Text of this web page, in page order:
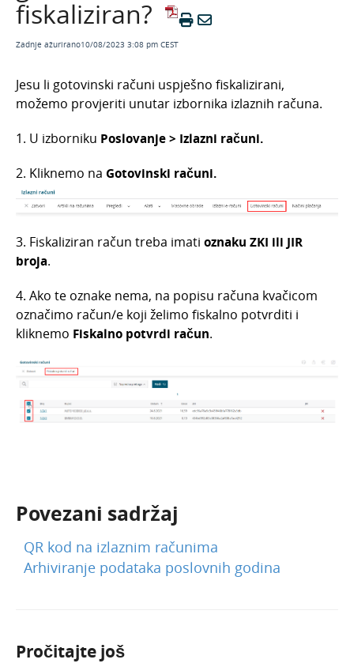
Maxove minute: Fiskalizacija računa (video)
Ažuriranje fiskalnog certifikata
Načini plaćanja
Pregledi i zbrojevi
Knjiženje izlaznih računa
Masovne obrade
Službena putovanja
Otvorene stavke
Obračun kamata
Zalihe
Blagajna
Mobilna aplikacija
Pokazatelji
Izvještavanje o naplati
fiskaliziran?
Zadnje ažurirano10/08/2023 3:08 pm CEST
Jesu li gotovinski računi uspješno fiskalizirani,
možemo provjeriti unutar izbornika izlaznih računa.
1. U izborniku Poslovanje > Izlazni računi.
2. Kliknemo na Gotovinski računi.
3. Fiskaliziran račun treba imati oznaku ZKI ili JIR
broja.
4. Ako te oznake nema, na popisu računa kvačicom
označimo račun/e koji želimo fiskalno potvrditi i
kliknemo Fiskalno potvrdi račun.
Povezani sadržaj
QR kod na izlaznim računima
Arhiviranje podataka poslovnih godina
Pročitajte još